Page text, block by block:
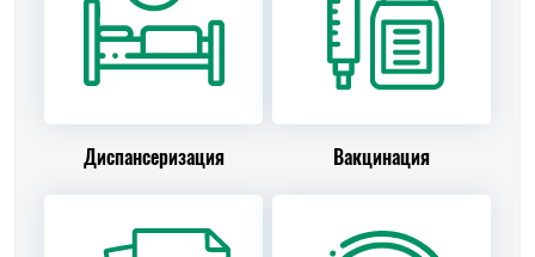
Диспансеризация Вакцинация